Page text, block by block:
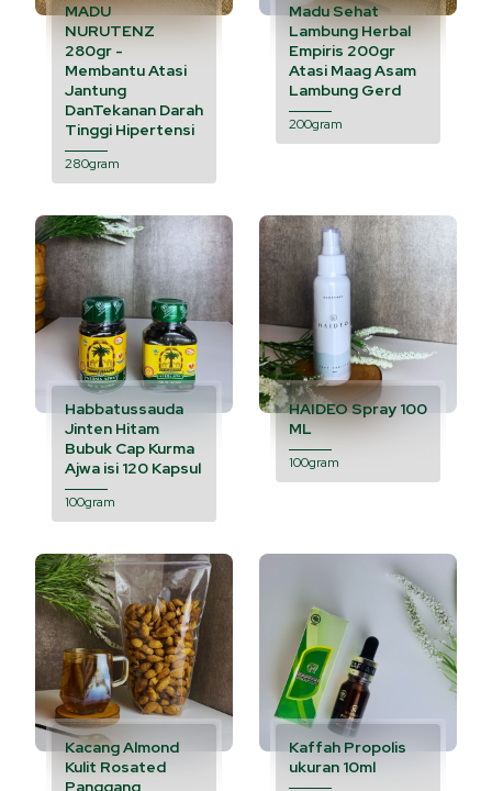
MADU
NURUTENZ
280gr -
Membantu Atasi
Jantung
DanTekanan Darah
Tinggi Hipertensi
280gram
Madu Sehat
Lambung Herbal
Empiris 200gr
Atasi Maag Asam
Lambung Gerd
200gram
Habbatussauda
Jinten Hitam
Bubuk Cap Kurma
Ajwa isi 120 Kapsul
100gram
HAIDEO Spray 100
ML
100gram
Kacang Almond
Kulit Rosated
Kaffah Propolis
ukuran 10ml